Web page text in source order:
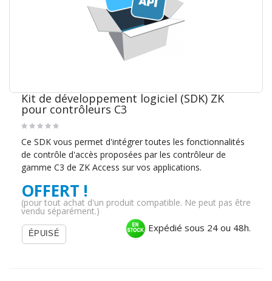
Kit de développement logiciel (SDK) ZK
pour contrôleurs C3
Ce SDK vous permet d'intégrer toutes les fonctionnalités
de contrôle d'accès proposées par les contrôleur de
gamme C3 de ZK Access sur vos applications.
OFFERT !
(pour tout achat d'un produit compatible. Ne peut pas être
vendu séparément.)
Expédié sous 24 ou 48h.
ÉPUISÉ